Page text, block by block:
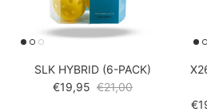
SLK HYBRID (6-PACK)
Verkoopprijs
€19,95 Reguliere prijs
€21,00